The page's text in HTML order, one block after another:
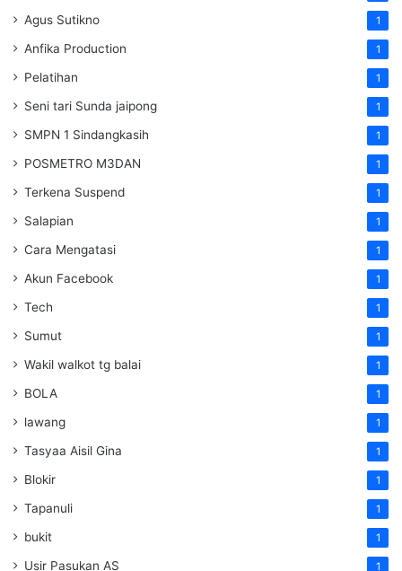
Agus Sutikno 1
Anfika Production 1
Pelatihan 1
Seni tari Sunda jaipong 1
SMPN 1 Sindangkasih 1
POSMETRO M3DAN 1
Terkena Suspend 1
Salapian 1
Cara Mengatasi 1
Akun Facebook 1
Tech 1
Sumut 1
Wakil walkot tg balai 1
BOLA 1
lawang 1
Tasyaa Aisil Gina 1
Blokir 1
Tapanuli 1
bukit 1
Usir Pasukan AS 1